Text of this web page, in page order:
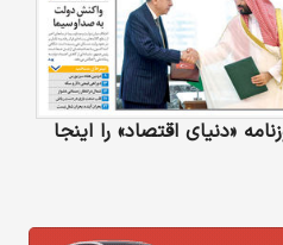
«دنیای‌ اقتصاد» را اینجا